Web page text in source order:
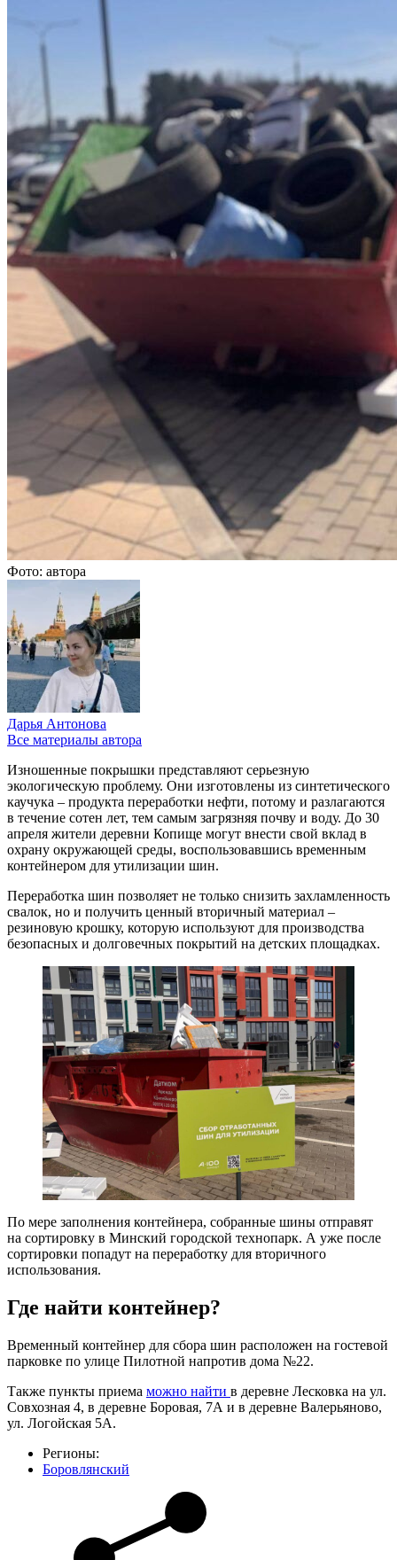
Фото: автора
Дарья Антонова
Все материалы автора
Изношенные покрышки представляют серьезную
экологическую проблему. Они изготовлены из синтетического
каучука – продукта переработки нефти, потому и разлагаются
в течение сотен лет, тем самым загрязняя почву и воду. До 30
апреля жители деревни Копище могут внести свой вклад в
охрану окружающей среды, воспользовавшись временным
контейнером для утилизации шин.
Переработка шин позволяет не только снизить захламленность
свалок, но и получить ценный вторичный материал –
резиновую крошку, которую используют для производства
безопасных и долговечных покрытий на детских площадках.
По мере заполнения контейнера, собранные шины отправят
на сортировку в Минский городской технопарк. А уже после
сортировки попадут на переработку для вторичного
использования.
Где найти контейнер?
Временный контейнер для сбора шин расположен на гостевой
парковке по улице Пилотной напротив дома №22.
Также пункты приема можно найти в деревне Лесковка на ул.
Совхозная 4, в деревне Боровая, 7А и в деревне Валерьяново,
ул. Логойская 5А.
Регионы:
Боровлянский